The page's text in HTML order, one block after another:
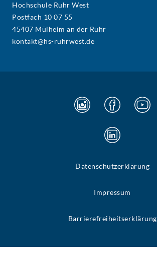
Hochschule Ruhr West
Postfach 10 07 55
45407 Mülheim an der Ruhr
kontakt@hs-ruhrwest.de
Datenschutzerklärung
Impressum
Barrierefreiheitserklärung